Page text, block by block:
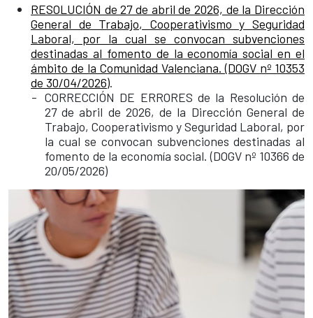
RESOLUCIÓN de 27 de abril de 2026, de la Dirección
General de Trabajo, Cooperativismo y Seguridad
Laboral, por la cual se convocan subvenciones
destinadas al fomento de la economía social en el
ámbito de la Comunidad Valenciana. (DOGV nº 10353
de 30/04/2026).
CORRECCIÓN DE ERRORES de la Resolución de
27 de abril de 2026, de la Dirección General de
Trabajo, Cooperativismo y Seguridad Laboral, por
la cual se convocan subvenciones destinadas al
fomento de la economía social. (DOGV nº 10366 de
20/05/2026)